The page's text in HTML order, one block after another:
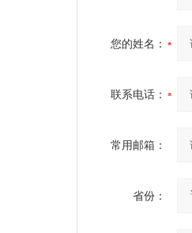
您的姓名：
联系电话：
常用邮箱：
省份：